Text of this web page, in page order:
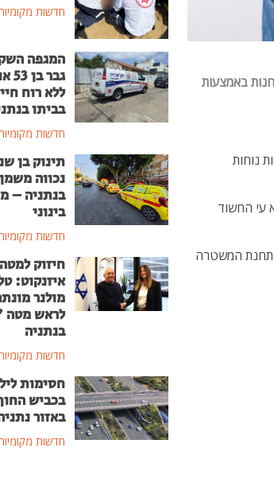
באמצעות
נוחות
עי החשוד
בן 41 ובתום חקירתו בתחנת המשטרה
חדשות
המגפה
גבר
ללא רוח
בביתו
חדשות
תינוק בן
נכווה
בנתניה –
בינוני
חדשות
חיזוק למטה
איזנקוט:
מולנר
לראש
בנתניה
חדשות
חסימות
בכביש
באזור
חדשות